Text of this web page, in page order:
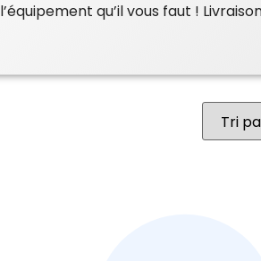
qu’il vous faut !